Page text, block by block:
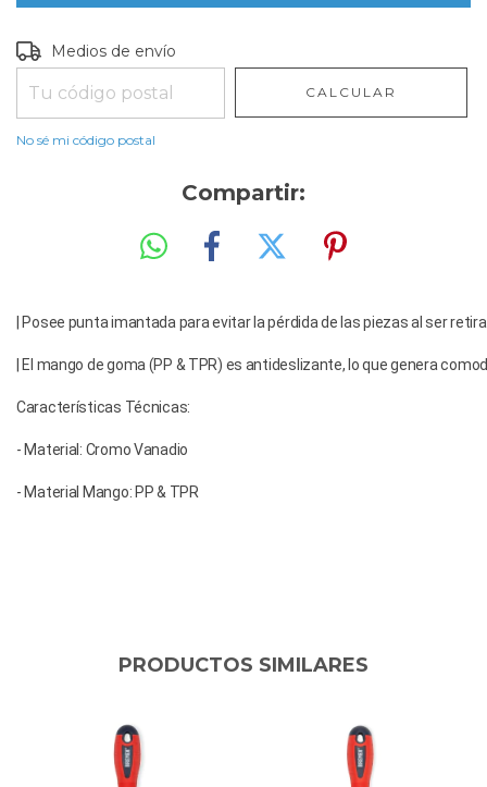
Entregas para el CP:
Medios de envío
CALCULAR
No sé mi código postal
Compartir:
| Posee punta imantada para evitar la pérdida de las piezas al ser
| El mango de goma (PP & TPR) es antideslizante, lo que genera
Características Técnicas:
- Material: Cromo Vanadio
- Material Mango: PP & TPR
PRODUCTOS SIMILARES